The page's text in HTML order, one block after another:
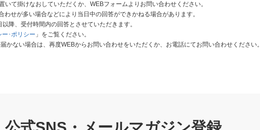
て掛けなおしていただくか、WEBフォームよりお問い合わせください。
せが多い場合などにより当日中の回答ができかねる場合があります。
降、受付時間内の回答とさせていただきます。
･ポリシー 」をご覧ください。
ない場合は、再度WEBからお問い合わせをいただくか、お電話にてお問い合わせください。